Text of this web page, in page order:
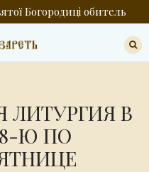
Богородиці обитель
ЛИТУРГИЯ В
Ю ПО